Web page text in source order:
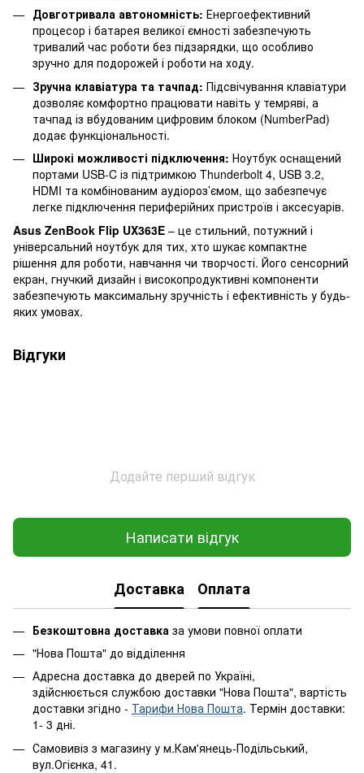
Довготривала автономність: Енергоефективний
процесор і батарея великої ємності забезпечують
тривалий час роботи без підзарядки, що особливо
зручно для подорожей і роботи на ходу.
Зручна клавіатура та тачпад: Підсвічування клавіатури
дозволяє комфортно працювати навіть у темряві, а
тачпад із вбудованим цифровим блоком (NumberPad)
додає функціональності.
Широкі можливості підключення: Ноутбук оснащений
портами USB-C із підтримкою Thunderbolt 4, USB 3.2,
HDMI та комбінованим аудіороз’ємом, що забезпечує
легке підключення периферійних пристроїв і аксесуарів.
Asus ZenBook Flip UX363E – це стильний, потужний і
універсальний ноутбук для тих, хто шукає компактне
рішення для роботи, навчання чи творчості. Його сенсорний
екран, гнучкий дизайн і високопродуктивні компоненти
забезпечують максимальну зручність і ефективність у будь-
яких умовах.
Відгуки
Додайте перший відгук
Написати відгук
Доставка Оплата
Безкоштовна доставка за умови повної оплати
"Нова Пошта" до відділення
Адресна доставка до дверей по Україні,
здійснюється службою доставки "Нова Пошта", вартість
доставки згідно - Тарифи Нова Пошта. Термін доставки:
1- 3 дні.
Самовивіз з магазину у м.Кам'янець-Подільський,
вул.Огієнка, 41.